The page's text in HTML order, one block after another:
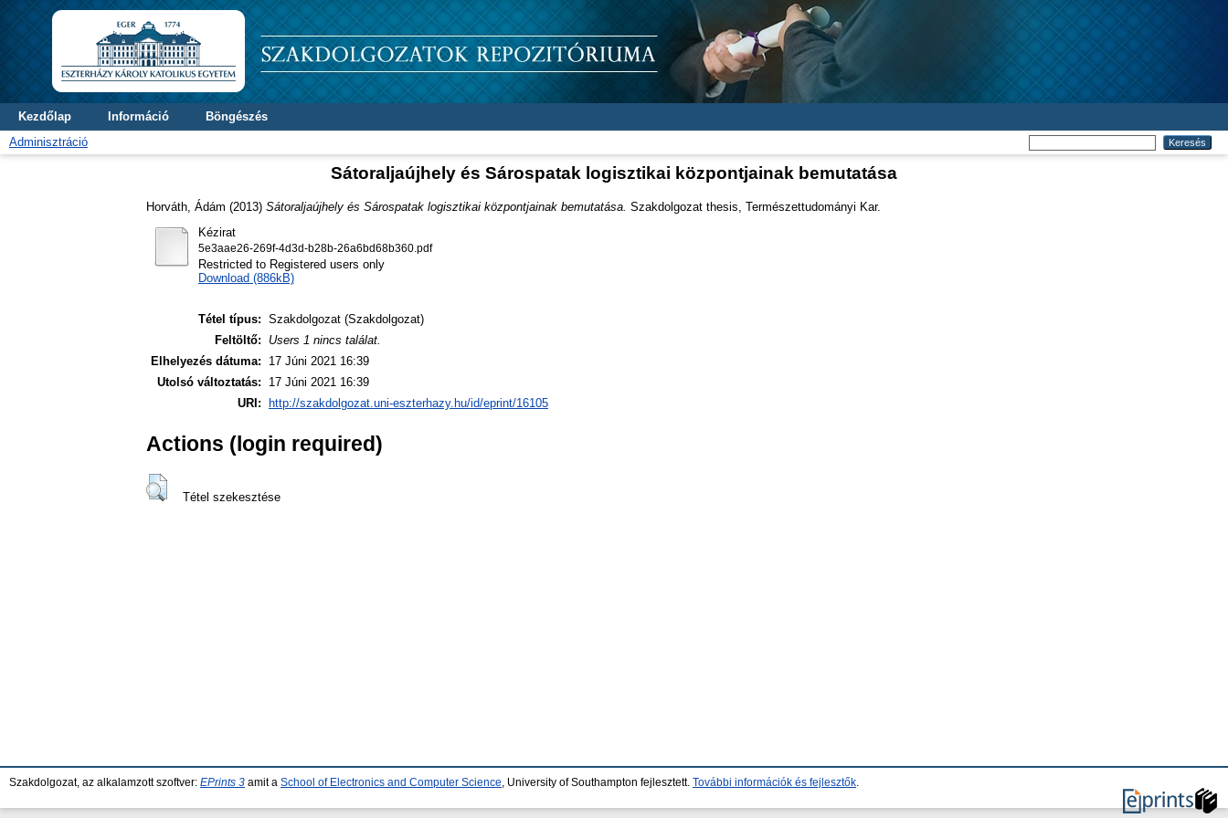
Kezdőlap Információ
Böngészés
Adminisztráció
Sátoraljaújhely és Sárospatak logisztikai központjainak bemutatása
Horváth, Ádám (2013) Sátoraljaújhely és Sárospatak logisztikai központjainak bemutatása. Szakdolgozat thesis, Természettudományi Kar.
Kézirat
5e3aae26-269f-4d3d-b28b-26a6bd68b360.pdf
Restricted to Registered users only
Download (886kB)
Tétel típus: Szakdolgozat (Szakdolgozat)
Feltöltő:
Users 1 nincs találat.
Elhelyezés dátuma:
17 Júni 2021 16:39
Utolsó változtatás:
17 Júni 2021 16:39
URI:
http://szakdolgozat.uni-eszterhazy.hu/id/eprint/16105
Actions (login required)
Tétel szekesztése
Szakdolgozat, az alkalamzott szoftver: EPrints 3 amit a School of Electronics and Computer Science , University of Southampton fejlesztett. További információk és fejlesztők